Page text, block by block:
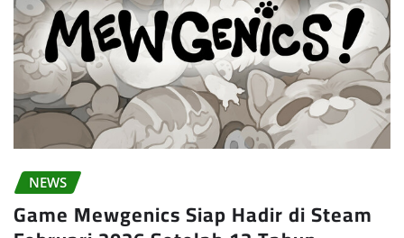
NEWS
Game Mewgenics Siap Hadir di Steam